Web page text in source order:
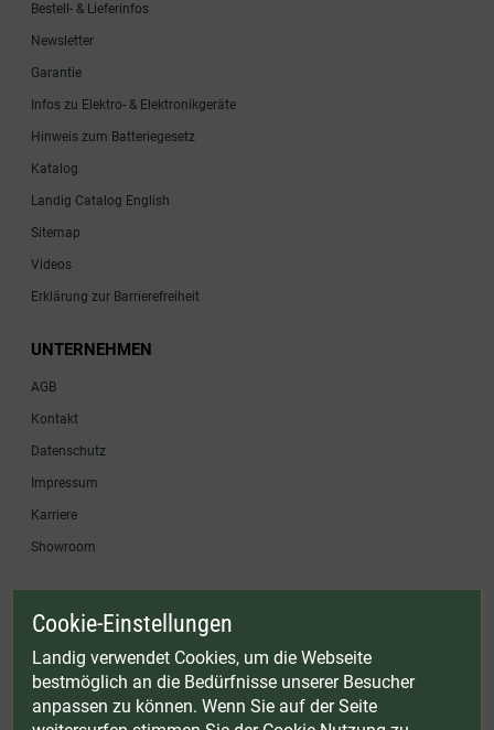
Bestell- & Lieferinfos
Newsletter
Garantie
Infos zu Elektro- & Elektronikgeräte
Hinweis zum Batteriegesetz
Katalog
Landig Catalog English
Sitemap
Videos
Erklärung zur Barrierefreiheit
UNTERNEHMEN
AGB
Kontakt
Datenschutz
Impressum
Karriere
Showroom
* Gültig bis einschließlich 17.08.2026. Keine Barauszahlung möglich. Nicht mit
Zubehörartikel. Nicht einlösbar auf bereits rabattierte Sets.
© Landig 1982-2026 (44 Jahre Qualität)
Cookie-Einstellungen
Landig verwendet Cookies, um die Webseite
bestmöglich an die Bedürfnisse unserer Besucher
anpassen zu können. Wenn Sie auf der Seite